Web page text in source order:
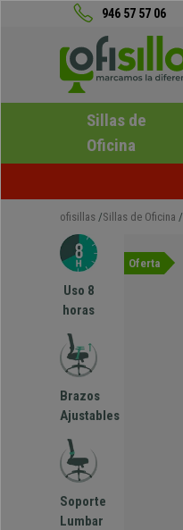
946 57 57 06
Sillas de
Oficina
ofisillas Sillas de Oficina
Uso 8
horas
Brazos
Ajustables
Soporte
Lumbar
Oferta